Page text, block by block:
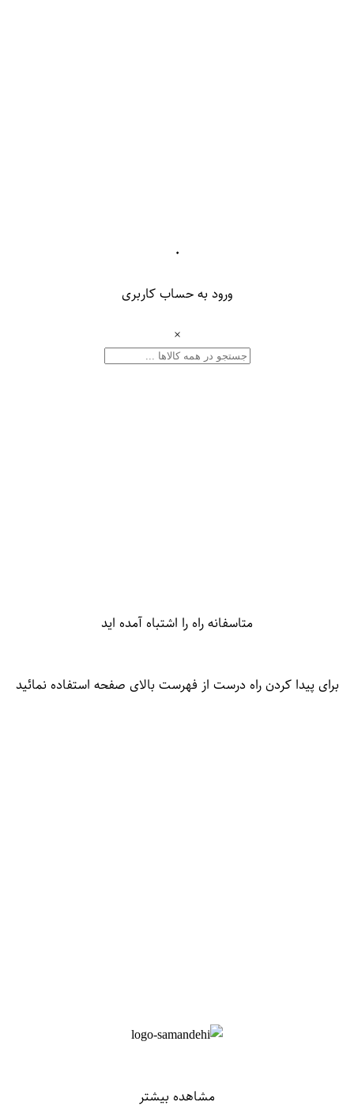
۰
ورود به حساب کاربری
×
متاسفانه راه را اشتباه آمده اید
برای پیدا کردن راه درست از فهرست بالای صفحه استفاده نمائید
مشاهده بیشتر